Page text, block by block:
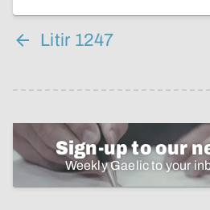
Litir 1247
Sign-up to our
Weekly Gaelic to your